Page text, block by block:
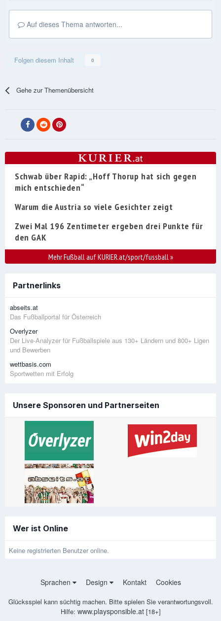
Auf dieses Thema antworten...
Folgen diesem Inhalt 0
Gehe zur Themenübersicht
Schwab über Rapid: „Hoff Thorup hat sich gegen
mich entschieden“
Warum die Austria so viele Gesichter zeigt
Zwei Mal 196 Zentimeter ergeben drei Punkte für
den GAK
Mehr Fußball auf KURIER.at/sport/fussball»
Partnerlinks
abseits.at
Das Fußballportal für Österreich
Overlyzer
Der Live-Analyzer für Fußballspiele aus 130+ Ländern und 800+ Ligen
und Bewerben
wettbasis.com
Sportwetten mit Erfolg
Unsere Sponsoren und Partnerseiten
Wer ist Online
Keine registrierten Benutzer online.
Sprachen Design Kontakt Cookies
Glücksspiel kann süchtig machen. Bitte spielen Sie verantwortungsvoll.
Hilfe: www.playsponsible.at[18+]